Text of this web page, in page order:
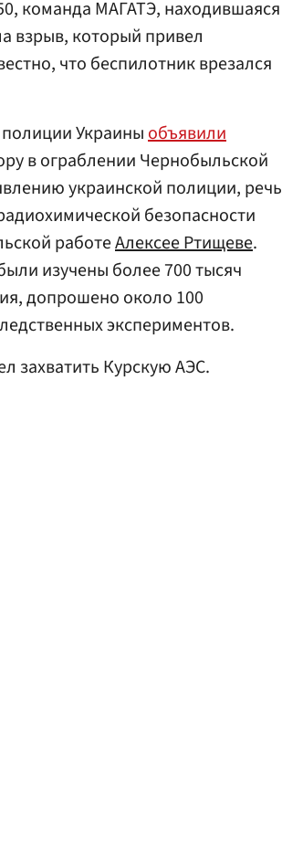
команда МАГАТЭ, находившаяся
взрыв, который привел
что беспилотник врезался
Украиныобъявили
в ограблении Чернобыльской
украинской полиции, речь
безопасности
работеАлексее Ртищеве.
изучены более 700 тысяч
допрошено около 100
экспериментов.
захватить Курскую АЭС.